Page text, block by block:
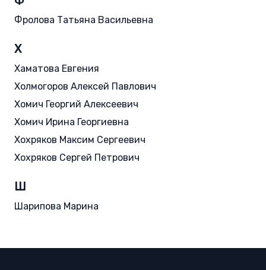
Фролова Татьяна Васильевна
Х
Хаматова Евгения
Холмогоров Алексей Павлович
Хомич Георгий Алексеевич
Хомич Ирина Георгиевна
Хохряков Максим Сергеевич
Хохряков Сергей Петрович
Ш
Шарипова Марина